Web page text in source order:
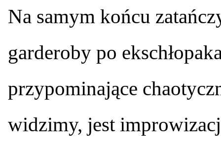
Na samym końcu
garderoby po
przypominające
widzimy, jest